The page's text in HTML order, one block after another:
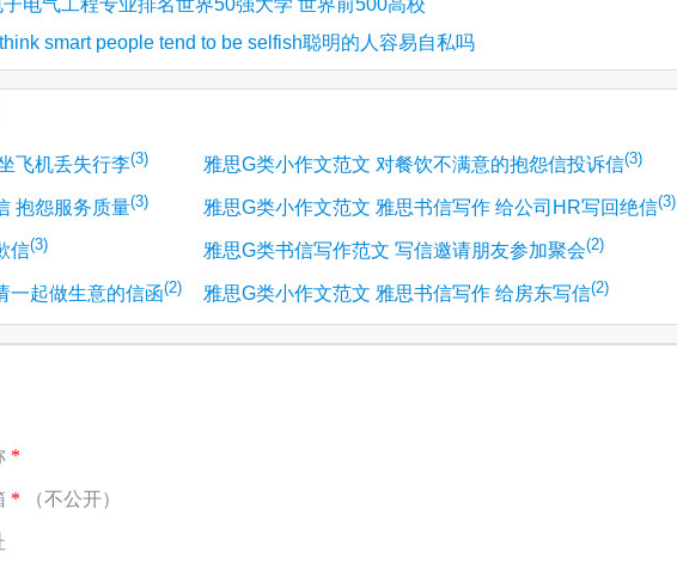
电气工程专业排名世界50强大学 世界前500高校
smart people tend to be selfish聪明的人容易自私吗
飞机丢失行李(3) 雅思G类小作文范文 对餐饮不满意的抱怨信投诉信(3)
抱怨服务质量(3) 雅思G类小作文范文 雅思书信写作 给公司HR写回绝信(3)
信(3) 雅思G类书信写作范文 写信邀请朋友参加聚会(2)
一起做生意的信函(2) 雅思G类小作文范文 雅思书信写作 给房东写信(2)
*
* （不公开）